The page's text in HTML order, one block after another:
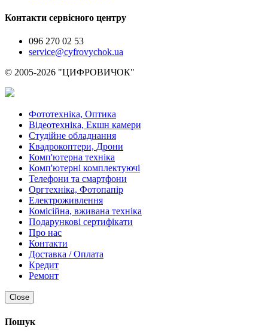
Контакти сервісного центру
096 270 02 53
service@cyfrovychok.ua
© 2005-2026 "ЦИФРОВИЧОК"
Фототехніка, Оптика
Відеотехніка, Екшн камери
Студійне обладнання
Квадрокоптери, Дрони
Комп'ютерна техніка
Комп'ютерні комплектуючі
Телефони та смартфони
Оргтехніка, Фотопапір
Електроживлення
Комісійна, вживана техніка
Подарункові сертифікати
Про нас
Контакти
Доставка / Оплата
Кредит
Ремонт
Close
Пошук